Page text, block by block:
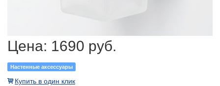
Цена: 1690 руб.
Настенные аксессуары
Купить в один клик